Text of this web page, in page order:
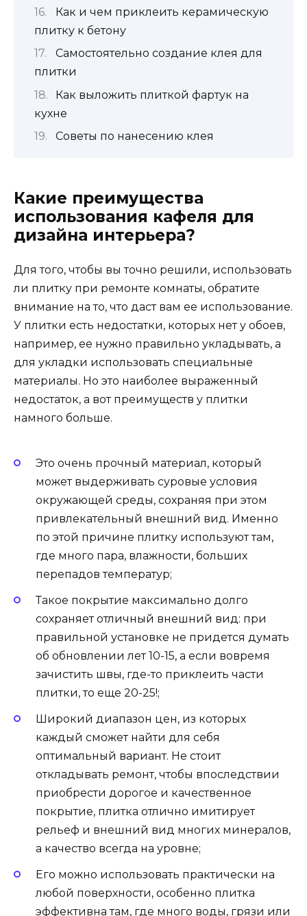
Как и чем приклеить керамическую
плитку к бетону
Самостоятельно создание клея для
плитки
Как выложить плиткой фартук на
кухне
Советы по нанесению клея
Какие преимущества
использования кафеля для
дизайна интерьера?
Для того, чтобы вы точно решили, использовать
ли плитку при ремонте комнаты, обратите
внимание на то, что даст вам ее использование.
У плитки есть недостатки, которых нет у обоев,
например, ее нужно правильно укладывать, а
для укладки использовать специальные
материалы. Но это наиболее выраженный
недостаток, а вот преимуществ у плитки
намного больше.
Это очень прочный материал, который
может выдерживать суровые условия
окружающей среды, сохраняя при этом
привлекательный внешний вид. Именно
по этой причине плитку используют там,
где много пара, влажности, больших
перепадов температур;
Такое покрытие максимально долго
сохраняет отличный внешний вид: при
правильной установке не придется думать
об обновлении лет 10-15, а если вовремя
зачистить швы, где-то приклеить части
плитки, то еще 20-25!;
Широкий диапазон цен, из которых
каждый сможет найти для себя
оптимальный вариант. Не стоит
откладывать ремонт, чтобы впоследствии
приобрести дорогое и качественное
покрытие, плитка отлично имитирует
рельеф и внешний вид многих минералов,
а качество всегда на уровне;
Его можно использовать практически на
любой поверхности, особенно плитка
эффективна там, где много воды, грязи или